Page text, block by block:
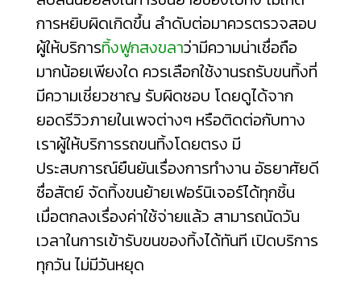
การหยิบผิดเกิดขึ้น ลำดับต่อมาควรตรวจสอบ
ผู้ให้บริการทิ้งฟูกสงขลาว่ามีความน่าเชื่อถือ
มากน้อยเพียงใด ควรเลือกใช้งานรถรับขนทิ้งที่
มีความเชี่ยวชาญ รับผิดชอบ โดยดูได้จาก
ยอดรีวิวภายในเพจต่างๆ หรือติดต่อกับทาง
เราผู้ให้บริการรถขนทิ้งโดยตรง มี
ประสบการณ์ยืนยันเรื่องการทำงาน อัธยาศัยดี
ซื่อสัตย์ จัดทิ้งขนย้ายเฟอร์นิเจอร์ได้ทุกชิ้น
เมื่อตกลงเรื่องค่าใช้จ่ายแล้ว สามารถนัดวัน
เวลาในการเข้ารับขนของทิ้งได้ทันที เปิดบริการ
ทุกวัน ไม่มีวันหยุด